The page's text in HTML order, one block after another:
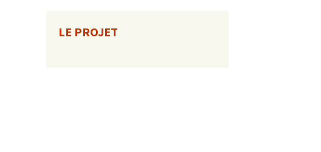
LE PROJET